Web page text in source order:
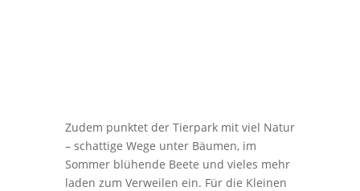
Zudem punktet der Tierpark mit viel Natur
– schattige Wege unter Bäumen, im
Sommer blühende Beete und vieles mehr
laden zum Verweilen ein. Für die Kleinen